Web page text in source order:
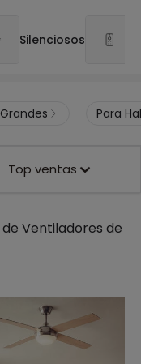
Silenciosos
Para
Top ventas
Ventiladores de